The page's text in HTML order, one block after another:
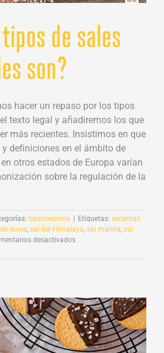
de sales
son?
hacer un repaso por los tipos
texto legal y añadiremos los que
más recientes. Insistimos en que
definiciones en el ámbito de
otros estados de Europa varían
sobre la regulación de la
Gastronomía | Etiquetas: escamas
mesa, sal del Himalaya, sal marina, sal
desactivadosen
y
cuáles
son?